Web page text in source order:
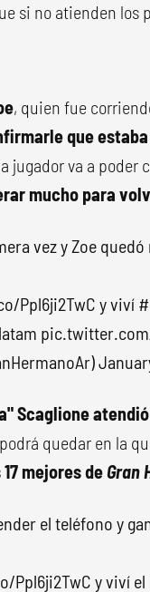
si no atienden los
, quien fue
que
jugador va a poder
mucho para
vez y Zoe
Ppl6ji2TwC y viví
Scaglione
quedar en la
mejores de Gran
el teléfono y
Ppl6ji2TwC y viví